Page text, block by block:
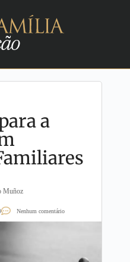
a
Muñoz
Nenhum comentário